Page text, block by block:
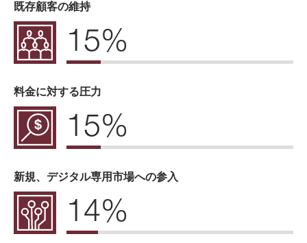
既存顧客の維持
15%
料金に対する圧力
15%
新規、デジタル専用市場への参入
14%